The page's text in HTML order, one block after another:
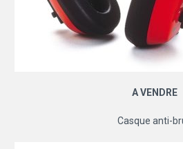
A VENDRE
Casque anti-